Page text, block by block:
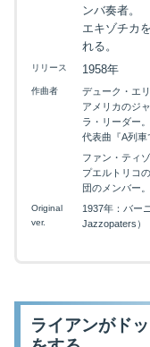
ンバ奏者。
エキゾチカ
れる。
リリース 1958年
作曲者
デューク・エ
アメリカのジ
ラ・リーダー。
代表曲『A列車
ファン・ティ
プエルトリコ
団のメンバー。
Original
ver.
1937年：バー
Jazzopaters）
ライアンがド